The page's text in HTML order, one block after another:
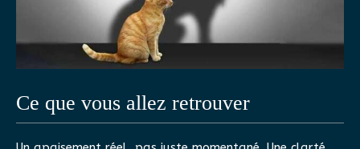
Ce que vous allez retrouver